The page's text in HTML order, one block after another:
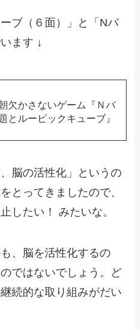
ブ（６面）」と「Nバ
ます ↓
欠かさないゲーム『Ｎバ
とルービックキューブ』
脳の活性化」というの
とってきましたので、
したい！ みたいな。
、脳を活性化するの
ではないでしょう。ど
続的な取り組みがだい